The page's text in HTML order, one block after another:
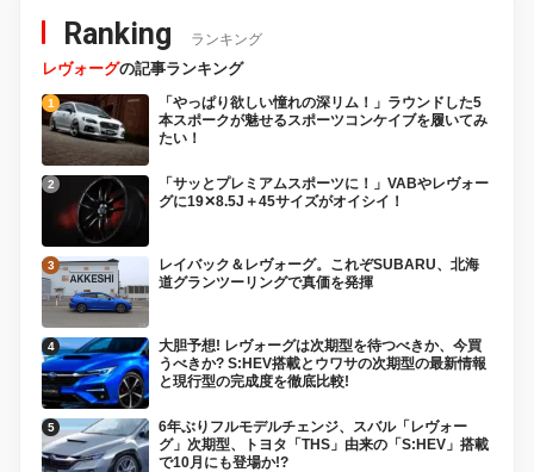
Ranking ランキング
レヴォーグの記事ランキング
「やっぱり欲しい憧れの深リム！」ラウンドした5
本スポークが魅せるスポーツコンケイブを履いてみ
たい！
「サッとプレミアムスポーツに！」VABやレヴォー
グに19✕8.5J＋45サイズがオイシイ！
レイバック＆レヴォーグ。これぞSUBARU、北海
道グランツーリングで真価を発揮
大胆予想! レヴォーグは次期型を待つべきか、今買
うべきか? S:HEV搭載とウワサの次期型の最新情報
と現行型の完成度を徹底比較!
6年ぶりフルモデルチェンジ、スバル「レヴォー
グ」次期型、トヨタ「THS」由来の「S:HEV」搭載
で10月にも登場か!?